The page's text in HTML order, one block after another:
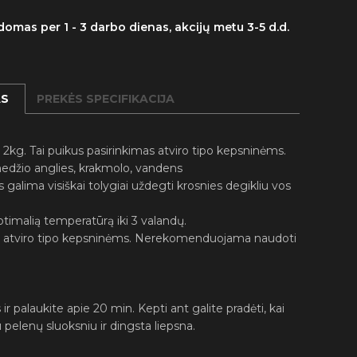
per 1 - 3 darbo dienas, akcijų metu 3-5 d.d.
PREKĖS SPECIFIKACIJA
Tai puikus pasirinkimas atviro tipo kepsninėms.
anglies, krakmolo, vandens
galima visiškai tolygiai uždegti krosnies degikliu vos
temperatūrą iki 3 valandų.
atviro tipo kepsninėms. Nerekomenduojama naudoti
palaukite apie 20 min. Kepti ant galite pradėti, kai
sluoksniu ir dingsta liepsna.